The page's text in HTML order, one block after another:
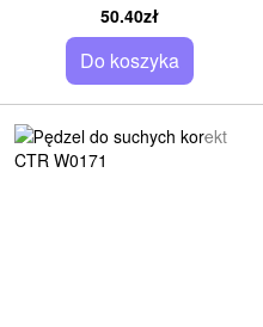
50.40zł
Do koszyka